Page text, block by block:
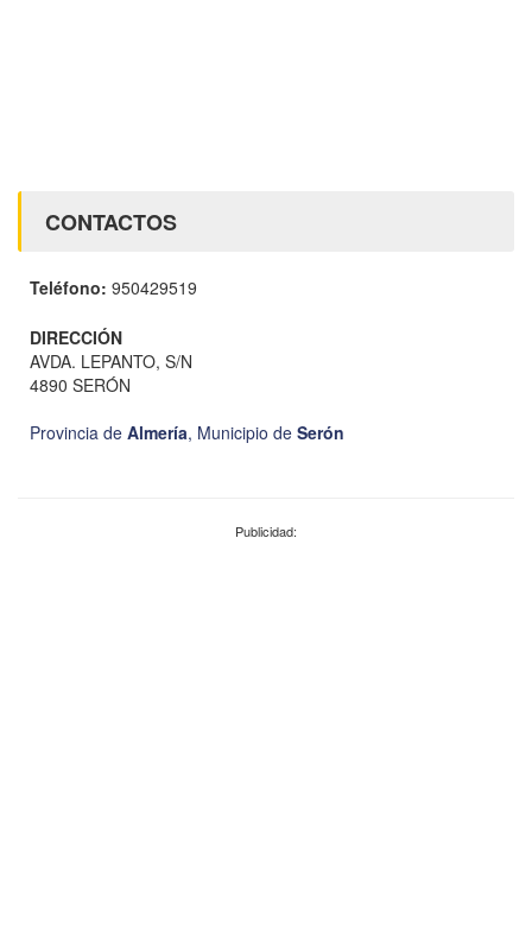
CONTACTOS
Teléfono: 950429519
DIRECCIÓN
AVDA. LEPANTO, S/N
4890 SERÓN
Provincia de Almería, Municipio de Serón
Publicidad: